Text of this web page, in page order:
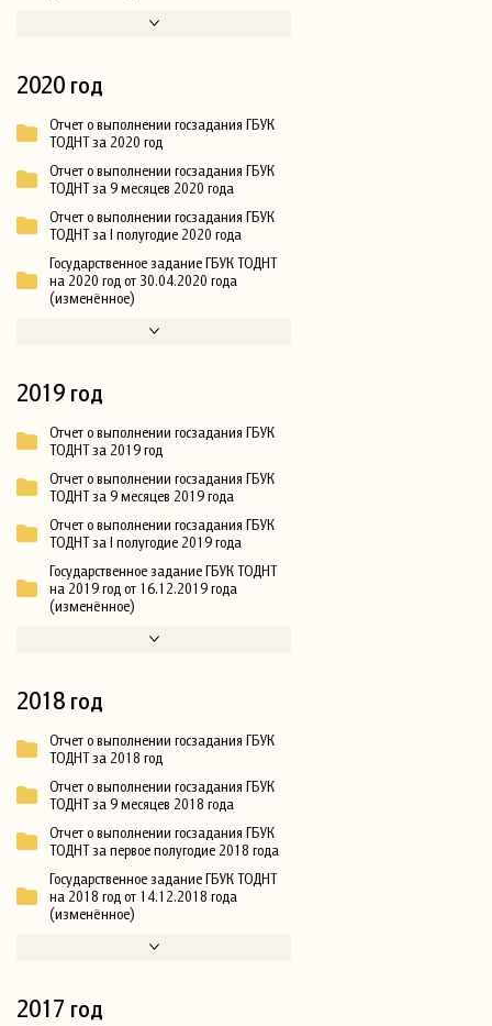
2020 год
Отчет о выполнении госзадания ГБУК
ТОДНТ за 2020 год
Отчет о выполнении госзадания ГБУК
ТОДНТ за 9 месяцев 2020 года
Отчет о выполнении госзадания ГБУК
ТОДНТ за I полугодие 2020 года
Государственное задание ГБУК ТОДНТ
на 2020 год от 30.04.2020 года
(изменённое)
2019 год
Отчет о выполнении госзадания ГБУК
ТОДНТ за 2019 год
Отчет о выполнении госзадания ГБУК
ТОДНТ за 9 месяцев 2019 года
Отчет о выполнении госзадания ГБУК
ТОДНТ за I полугодие 2019 года
Государственное задание ГБУК ТОДНТ
на 2019 год от 16.12.2019 года
(изменённое)
2018 год
Отчет о выполнении госзадания ГБУК
ТОДНТ за 2018 год
Отчет о выполнении госзадания ГБУК
ТОДНТ за 9 месяцев 2018 года
Отчет о выполнении госзадания ГБУК
ТОДНТ за первое полугодие 2018 года
Государственное задание ГБУК ТОДНТ
на 2018 год от 14.12.2018 года
(изменённое)
2017 год